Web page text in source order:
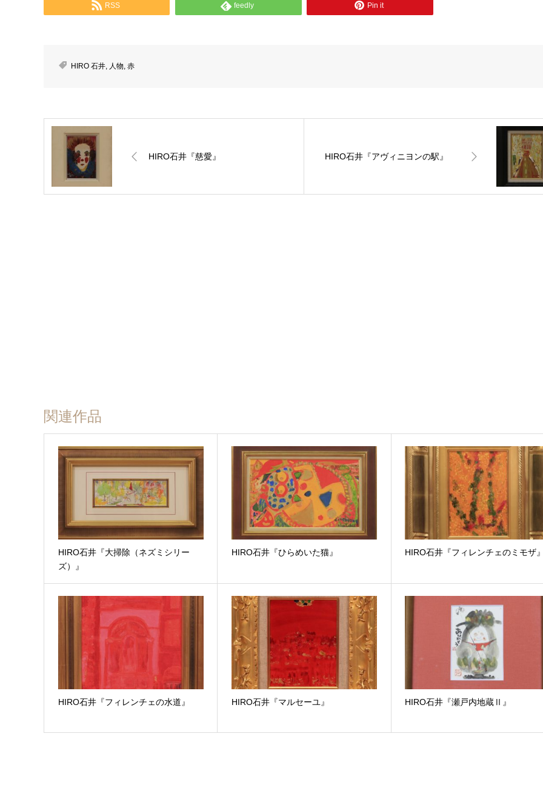
RSS feedly Pin it
HIRO 石井, 人物, 赤
HIRO石井『慈愛』 HIRO石井『アヴィニヨンの駅』
関連作品
HIRO石井『大掃除（ネズミシリー
ズ）』
HIRO石井『ひらめいた猫』 HIRO石井『フィレンチェのミモザ
HIRO石井『フィレンチェの水道』 HIRO石井『マルセーユ』 HIRO石井『瀬戸内地蔵Ⅱ』